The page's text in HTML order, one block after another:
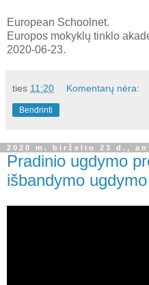
European Schoolnet.
Europos mokyklų tinklo
2020-06-23.
ties 11:20 Komentarų nėra:
Bendrinti
2020 m. birželio 23 d.,
Pradinio ugdymo
išbandymo